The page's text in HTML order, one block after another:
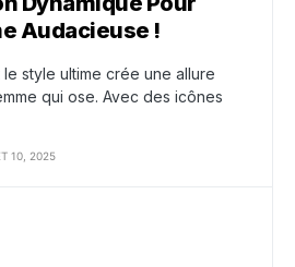
Audacieuse !
style ultime crée une allure
qui ose. Avec des icônes
10, 2025